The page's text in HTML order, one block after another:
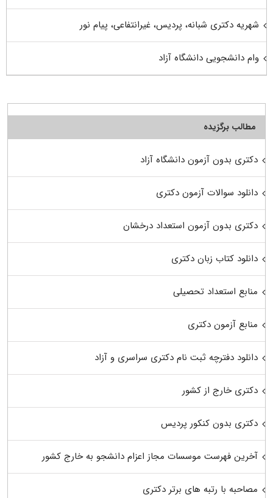
شهریه دکتری شبانه، پردیس، غیرانتفاعی، پیام نور
وام دانشجویی دانشگاه آزاد
مطالب برگزیده
دکتری بدون آزمون دانشگاه آزاد
دانلود سوالات آزمون دکتری
دکتری بدون آزمون استعداد درخشان
دانلود کتاب زبان دکتری
منابع استعداد تحصیلی
منابع آزمون دکتری
دانلود دفترچه ثبت نام دکتری سراسری و آزاد
دکتری خارج از کشور
دکتری بدون کنکور پردیس
آخرین فهرست موسسات مجاز اعزام دانشجو به خارج کشور
مصاحبه با رتبه های برتر دکتری